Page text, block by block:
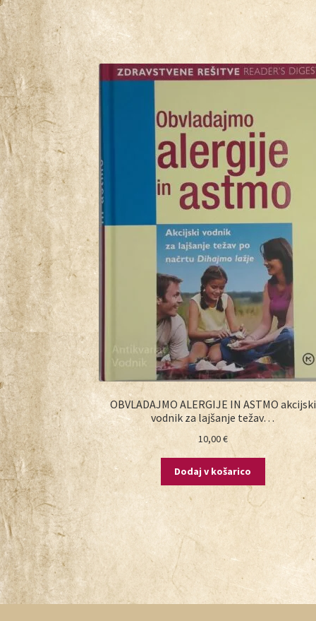
OBVLADAJMO ALERGIJE IN ASTMO akcijski
vodnik za lajšanje težav…
10,00€
Dodaj v košarico